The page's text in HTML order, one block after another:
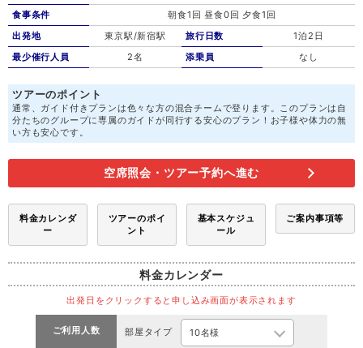
食事条件
朝食1回 昼食0回 夕食1回
出発地
東京駅/新宿駅
最少催行人員
2名
旅行日数
1泊2日
添乗員
なし
ツアーのポイント
通常、ガイド付きプランは色々な方の混合チームで登ります。このプランは自
分たちのグループに専属のガイドが同行する安心のプラン！お子様や体力の無
い方も安心です。
空席照会・ツアー予約へ進む
料金カレンダ
ー
ツアーのポイ
ント
基本スケジュ
ール
ご案内事項等
料金カレンダー
出発日をクリックすると申し込み画面が表示されます
ご利用人数 部屋タイプ